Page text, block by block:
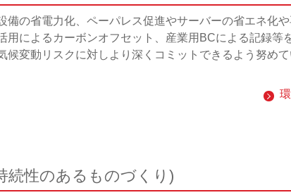
備の省電力化、ペーパレス促進やサーバーの省エネ化
用によるカーボンオフセット、産業用BCによる記録等
候変動リスクに対しより深くコミットできるよう努めて
続性のあるものづくり)